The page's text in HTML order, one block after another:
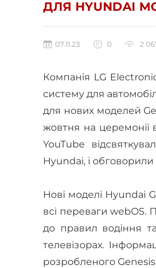
ДЛЯ HYUNDAI
07.11.23 0 2
Компанія LG
систему для
для нових моделей
жовтня на
YouTube
Hyundai, і
Нові моделі Hyundai
всі переваги webOS.
до правил водіння
телевізорах.
розробленого Genesis